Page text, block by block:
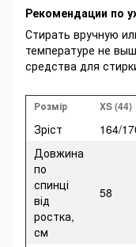
Рекомендации по
Стирать вручную
температуре не
средства для
Розмір XS (44)
Зріст 164/
Довжина
по
спинці
від
ростка,
см
58